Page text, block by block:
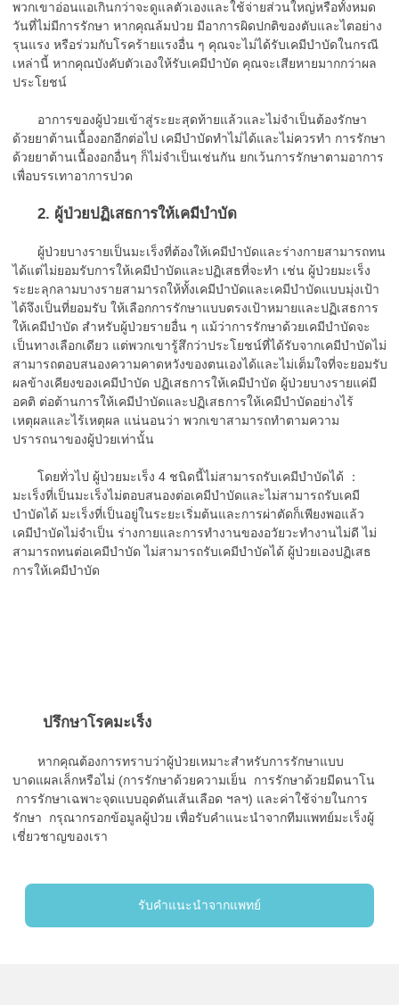
พวกเขาอ่อนแอเกินกว่าจะดูแลตัวเองและใช้จ่ายส่วนใหญ่หรือทั้งหมด
วันที่ไม่มีการรักษา หากคุณล้มป่วย มีอาการผิดปกติของตับและไตอย่าง
รุนแรง หรือร่วมกับโรคร้ายแรงอื่น ๆ คุณจะไม่ได้รับเคมีบำบัดในกรณี
เหล่านี้ หากคุณบังคับตัวเองให้รับเคมีบำบัด คุณจะเสียหายมากกว่าผล
ประโยชน์
อาการของผู้ป่วยเข้าสู่ระยะสุดท้ายแล้วและไม่จำเป็นต้องรักษา
ด้วยยาต้านเนื้องอกอีกต่อไป เคมีบำบัดทำไม่ได้และไม่ควรทำ การรักษา
ด้วยยาต้านเนื้องอกอื่นๆ ก็ไม่จำเป็นเช่นกัน ยกเว้นการรักษาตามอาการ
เพื่อบรรเทาอาการปวด
2. ผู้ป่วยปฏิเสธการให้เคมีบำบัด
ผู้ป่วยบางรายเป็นมะเร็งที่ต้องให้เคมีบำบัดและร่างกายสามารถทน
ได้แต่ไม่ยอมรับการให้เคมีบำบัดและปฏิเสธที่จะทำ เช่น ผู้ป่วยมะเร็ง
ระยะลุกลามบางรายสามารถให้ทั้งเคมีบำบัดและเคมีบำบัดแบบมุ่งเป้า
ได้จึงเป็นที่ยอมรับ ให้เลือกการรักษาแบบตรงเป้าหมายและปฏิเสธการ
ให้เคมีบำบัด สำหรับผู้ป่วยรายอื่น ๆ แม้ว่าการรักษาด้วยเคมีบำบัดจะ
เป็นทางเลือกเดียว แต่พวกเขารู้สึกว่าประโยชน์ที่ได้รับจากเคมีบำบัดไม่
สามารถตอบสนองความคาดหวังของตนเองได้และไม่เต็มใจที่จะยอมรับ
ผลข้างเคียงของเคมีบำบัด ปฏิเสธการให้เคมีบำบัด ผู้ป่วยบางรายแค่มี
อคติ ต่อต้านการให้เคมีบำบัดและปฏิเสธการให้เคมีบำบัดอย่างไร้
เหตุผลและไร้เหตุผล แน่นอนว่า พวกเขาสามารถทำตามความ
ปรารถนาของผู้ป่วยเท่านั้น
โดยทั่วไป ผู้ป่วยมะเร็ง 4 ชนิดนี้ไม่สามารถรับเคมีบำบัดได้ ：
มะเร็งที่เป็นมะเร็งไม่ตอบสนองต่อเคมีบำบัดและไม่สามารถรับเคมี
บำบัดได้ มะเร็งที่เป็นอยู่ในระยะเริ่มต้นและการผ่าตัดก็เพียงพอแล้ว
เคมีบำบัดไม่จำเป็น ร่างกายและการทำงานของอวัยวะทำงานไม่ดี ไม่
สามารถทนต่อเคมีบำบัด ไม่สามารถรับเคมีบำบัดได้ ผู้ป่วยเองปฏิเสธ
การให้เคมีบำบัด
ปรึกษาโรคมะเร็ง
หากคุณต้องการทราบว่าผู้ป่วยเหมาะสำหรับการรักษาแบบ
บาดแผลเล็กหรือไม่ (การรักษาด้วยความเย็น การรักษาด้วยมีดนาโน
การรักษาเฉพาะจุดแบบอุดตันเส้นเลือด ฯลฯ) และค่าใช้จ่ายในการ
รักษา กรุณากรอกข้อมูลผู้ป่วย เพื่อรับคำแนะนำจากทีมแพทย์มะเร็งผู้
เชี่ยวชาญของเรา
รับคำแนะนำจากแพทย์